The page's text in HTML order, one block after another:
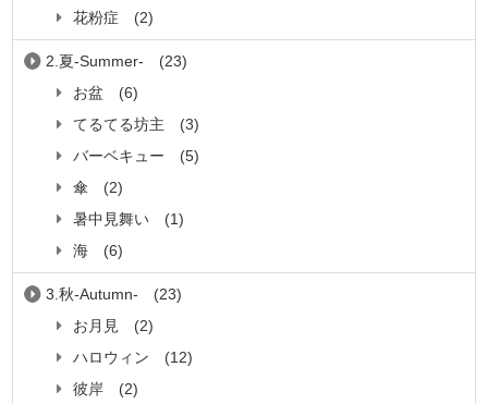
花粉症
(2)
2.夏-Summer-
(23)
お盆
(6)
てるてる坊主
(3)
バーベキュー
(5)
傘
(2)
暑中見舞い
(1)
海
(6)
3.秋-Autumn-
(23)
お月見
(2)
ハロウィン
(12)
彼岸
(2)